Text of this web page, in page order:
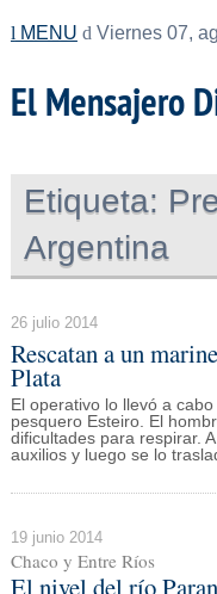
MENU Viernes 07,
El Mensajero
Etiqueta:
Argentina
26 julio 2014
Rescatan a un
Plata
El operativo lo llevó a
pesquero Esteiro. El
dificultades para respirar.
auxilios y luego se lo
19 junio 2014
Chaco y Entre Ríos
El nivel del río